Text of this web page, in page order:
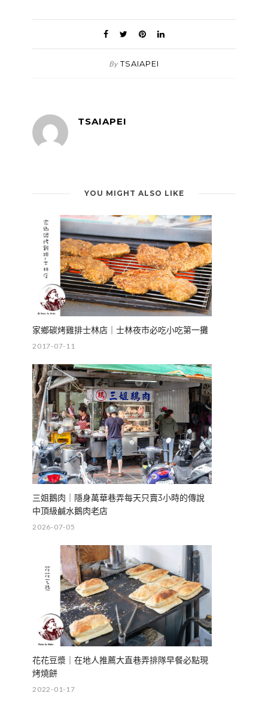
By TSAIAPEI
TSAIAPEI
YOU MIGHT ALSO LIKE
家鄉碳烤雞排士林店｜士林夜市必吃小吃第一攤
2017-07-11
三姐鵝肉｜隱身萬華巷弄每天只賣3小時的傳說
中頂級鹹水鵝肉老店
2026-07-05
花花豆漿｜在地人推薦大直巷弄排隊早餐必點現
烤燒餅
2022-01-17